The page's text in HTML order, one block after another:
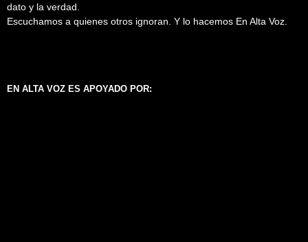
dato y la verdad.
Escuchamos a quienes otros ignoran. Y lo hacemos En Alta Voz.
EN ALTA VOZ ES APOYADO POR: